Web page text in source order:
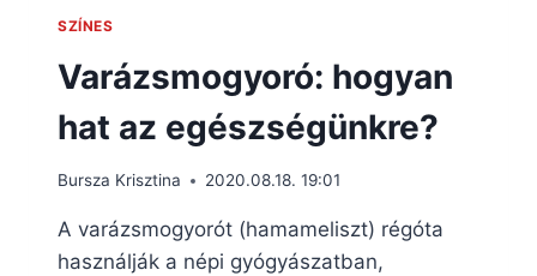
SZÍNES
Varázsmogyoró: hogyan
hat az egészségünkre?
Bursza Krisztina 2020.08.18. 19:01
A varázsmogyorót (hamameliszt) régóta
használják a népi gyógyászatban,